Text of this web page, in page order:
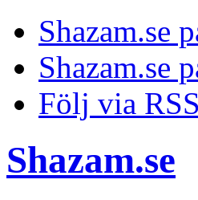
Shazam.se
Shazam.se
Följ via RSS
Shazam.se